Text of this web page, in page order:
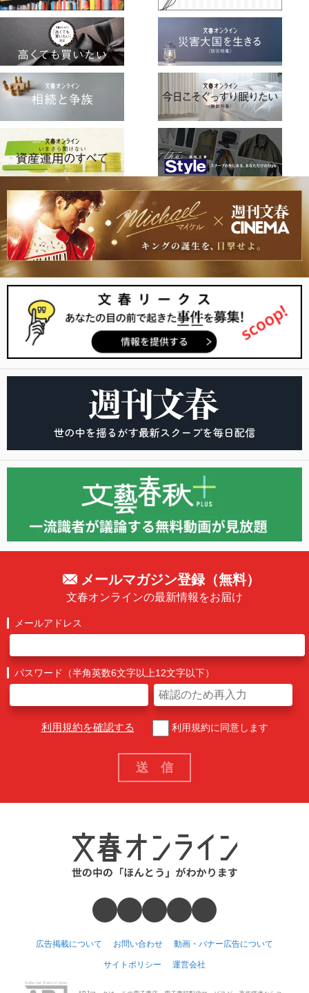
メールマガジン登録（無料）
文春オンラインの最新情報をお届け
メールアドレス
パスワード（半角英数6文字以上12文字以下）
利用規約を確認する 利用規約に同意します
広告掲載について お問い合わせ 動画・バナー広告について
サイトポリシー 運営会社